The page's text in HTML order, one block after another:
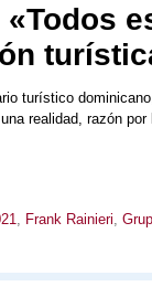
turístico
realidad, razón
Frank Rainieri